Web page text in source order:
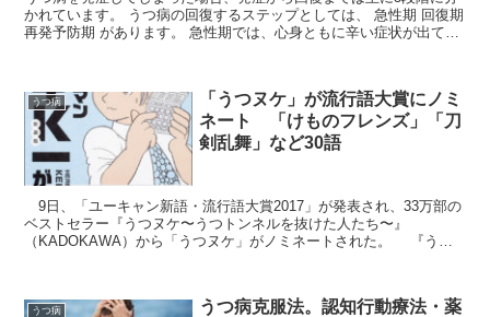
かれています。 うつ病の回復するステップとしては、 急性期 回復期
再発予防期 があります。 急性期では、心身ともに辛い症状が出てい
うつ病
「うつヌケ」が流行語大賞にノミ
ネート 「けものフレンズ」「刀
剣乱舞」など30語
9日、「ユーキャン新語・流行語大賞2017」が発表され、33万部の
ベストセラー『うつヌケ〜うつトンネルを抜けた人たち〜』
（KADOKAWA）から「うつヌケ」がノミネートされた。 『うつ
うつ病
うつ病克服法。認知行動療法・薬